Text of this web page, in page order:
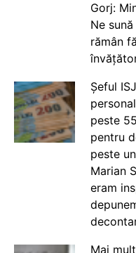
Gorj:
Ne
rămân
Șeful
peste
pentru
peste
Marian
eram
Mai